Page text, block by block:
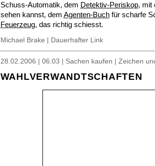
Schuss-Automatik, dem Detektiv-Periskop, mit
sehen kannst, dem Agenten-Buchfür scharfe
Feuerzeug, das richtig schiesst.
Michael Brake Dauerhafter Link
28.02.2006 | 06:03 | Sachen kaufen | Zeichen
WAHLVERWANDTSCHAFTEN